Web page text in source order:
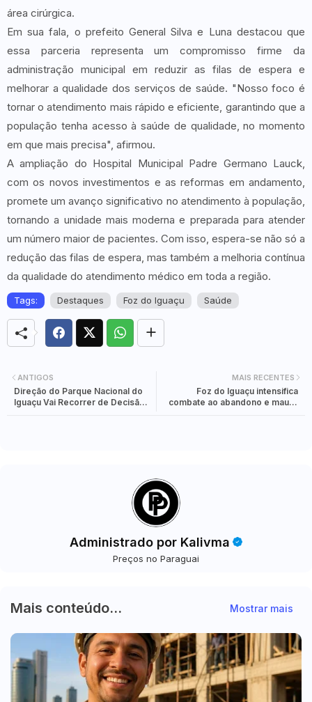
área cirúrgica.
Em sua fala, o prefeito General Silva e Luna destacou que
essa parceria representa um compromisso firme da
administração municipal em reduzir as filas de espera e
melhorar a qualidade dos serviços de saúde. "Nosso foco é
tornar o atendimento mais rápido e eficiente, garantindo que a
população tenha acesso à saúde de qualidade, no momento
em que mais precisa", afirmou.
A ampliação do Hospital Municipal Padre Germano Lauck,
com os novos investimentos e as reformas em andamento,
promete um avanço significativo no atendimento à população,
tornando a unidade mais moderna e preparada para atender
um número maior de pacientes. Com isso, espera-se não só a
redução das filas de espera, mas também a melhoria contínua
da qualidade do atendimento médico em toda a região.
Tags: Destaques Foz do Iguaçu Saúde
MAIS RECENTES
Foz do Iguaçu intensifica
combate ao abandono e maus-
ANTIGOS
Direção do Parque Nacional do
Iguaçu Vai Recorrer de Decisão
Administrado por Kalivma
Preços no Paraguai
Mais conteúdo... Mostrar mais